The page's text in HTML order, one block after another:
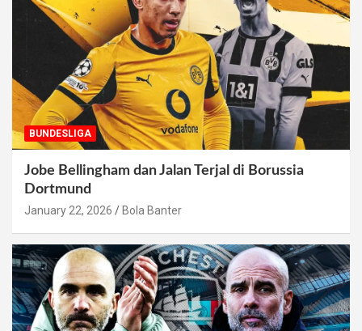
BUNDESLIGA
Jobe Bellingham dan Jalan Terjal di Borussia
Dortmund
January 22, 2026 Bola Banter